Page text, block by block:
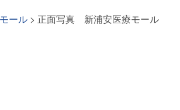
ール > 正面写真 新浦安医療モール